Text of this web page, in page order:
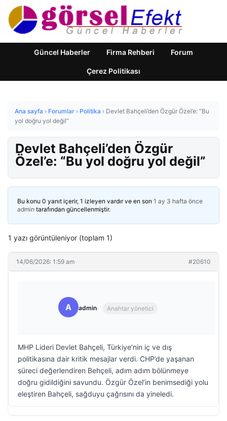
Güncel Haberler Firma Rehberi Forum
Çerez Politikası
Ana sayfa › Forumlar › Politika › Devlet Bahçeli’den Özgür Özel’e: “Bu
yol doğru yol değil”
Devlet Bahçeli’den Özgür
Özel’e: “Bu yol doğru yol değil”
Bu konu 0 yanıt içerir, 1 izleyen vardır ve en son 1 ay 3 hafta önce
admin tarafından güncellenmiştir.
1 yazı görüntüleniyor (toplam 1)
14/06/2026: 1:59 am #20610
A admin Anahtar yönetici
MHP Lideri Devlet Bahçeli, Türkiye’nin iç ve dış
politikasına dair kritik mesajlar verdi. CHP’de yaşanan
süreci değerlendiren Behçeli, adım adım bölünmeye
doğru gidildiğini savundu. Özgür Özel’in benimsediği yolu
eleştiren Bahçeli, sağduyu çağrısını da yineledi.